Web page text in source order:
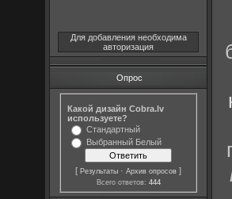
Для добавления необходима
авторизация
Опрос
Какой дизайн Cobra.lv
используете?
Стандартный
Выбранный Белый
[Результаты ·Архив опросов ]
Всего ответов: 444